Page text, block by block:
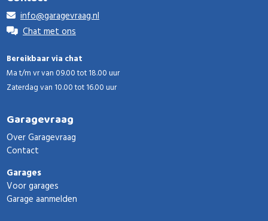
info@garagevraag.nl
Chat met ons
Bereikbaar via chat
Ma t/m vr van 09.00 tot 18.00 uur
Zaterdag van 10.00 tot 16.00 uur
Garagevraag
Over Garagevraag
Contact
Garages
Voor garages
Garage aanmelden